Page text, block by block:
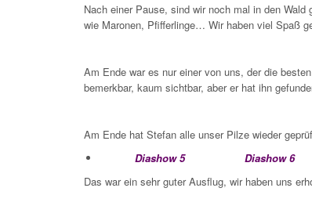
Nach einer Pause, sind wir noch mal in den
wie Maronen, Pfifferlinge… Wir haben viel Spaß
Am Ende war es nur einer von uns, der die
bemerkbar, kaum sichtbar, aber er hat ihn
Am Ende hat Stefan alle unser Pilze wieder
Diashow 5
Diashow 6
Das war ein sehr guter Ausflug, wir haben uns